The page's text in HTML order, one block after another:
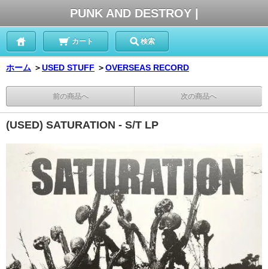
PUNK AND DESTROY |
カート 検索
ホーム ＞USED STUFF ＞OVERSEAS RECORD
前の商品へ 次の商品へ
(USED) SATURATION - S/T LP